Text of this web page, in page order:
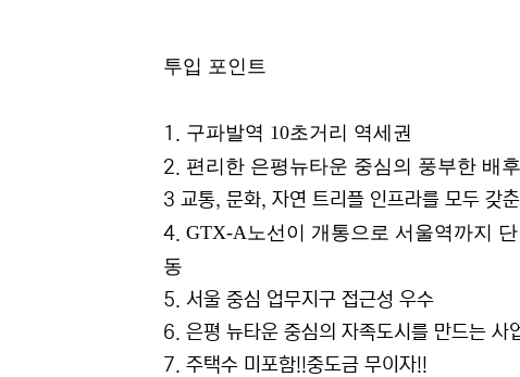
투입 포인트
1. 구파발역 10초거리 역세권
2. 편리한 은평뉴타운 중심의 풍부한 배
3 교통, 문화, 자연 트리플 인프라를 모두 갖
4. GTX-A노선이 개통으로 서울역까지
동
5. 서울 중심 업무지구 접근성 우수
6. 은평 뉴타운 중심의 자족도시를 만드는 사
7. 주택수 미포함!!중도금 무이자!!